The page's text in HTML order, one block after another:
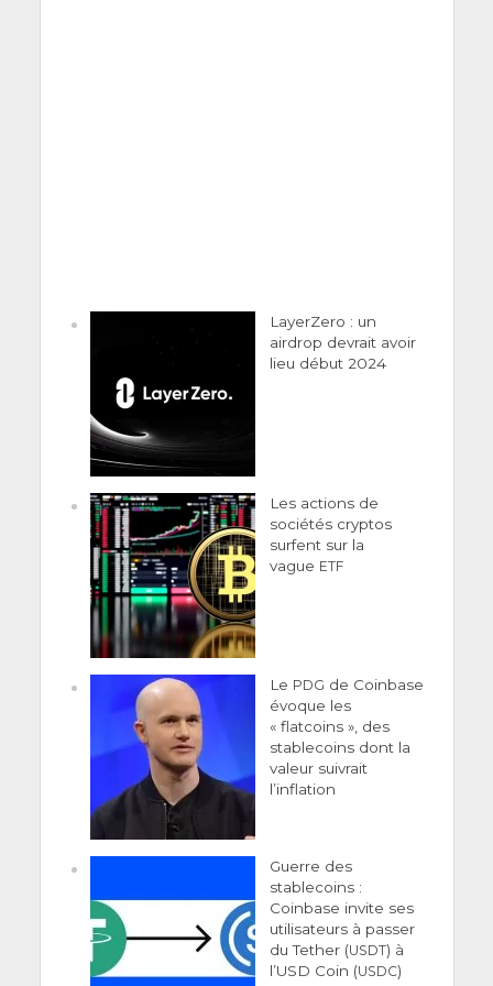
LayerZero : un
airdrop devrait avoir
lieu début 2024
Les actions de
sociétés cryptos
surfent sur la
vague ETF
Le PDG de Coinbase
évoque les
« flatcoins », des
stablecoins dont la
valeur suivrait
l’inflation
Guerre des
stablecoins :
Coinbase invite ses
utilisateurs à passer
du Tether (USDT) à
l’USD Coin (USDC)